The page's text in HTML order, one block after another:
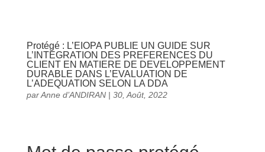
Protégé : L’EIOPA PUBLIE UN GUIDE SUR
L’INTEGRATION DES PREFERENCES DU
CLIENT EN MATIERE DE DEVELOPPEMENT
DURABLE DANS L’EVALUATION DE
L’ADEQUATION SELON LA DDA
parAnne d’ANDIRAN| 30, Août, 2022